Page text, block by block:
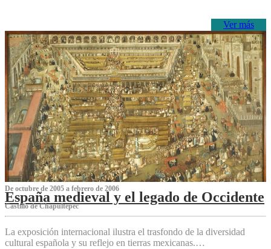
Ver más
De octubre de 2005 a febrero de 2006
España medieval y el legado de Occidente
Castillo de Chapultepec
La exposición internacional ilustra el trasfondo de la diversidad
cultural española y su reflejo en tierras mexicanas.…